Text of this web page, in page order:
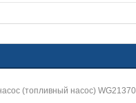
(топливный насос)